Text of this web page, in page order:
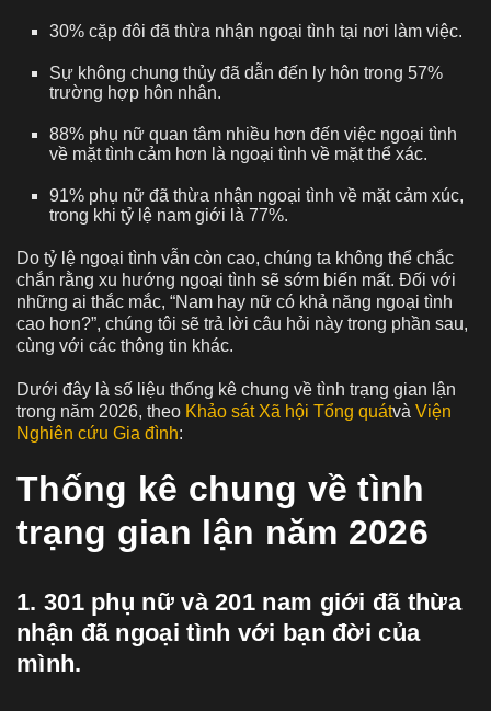
30% cặp đôi đã thừa nhận ngoại tình tại nơi làm việc.
Sự không chung thủy đã dẫn đến ly hôn trong 57%
trường hợp hôn nhân.
88% phụ nữ quan tâm nhiều hơn đến việc ngoại tình
về mặt tình cảm hơn là ngoại tình về mặt thể xác.
91% phụ nữ đã thừa nhận ngoại tình về mặt cảm xúc,
trong khi tỷ lệ nam giới là 77%.
Do tỷ lệ ngoại tình vẫn còn cao, chúng ta không thể chắc
chắn rằng xu hướng ngoại tình sẽ sớm biến mất. Đối với
những ai thắc mắc, “Nam hay nữ có khả năng ngoại tình
cao hơn?”, chúng tôi sẽ trả lời câu hỏi này trong phần sau,
cùng với các thông tin khác.
Dưới đây là số liệu thống kê chung về tình trạng gian lận
trong năm 2026, theo Khảo sát Xã hội Tổng quátvà Viện
Nghiên cứu Gia đình:
Thống kê chung về tình
trạng gian lận năm 2026
1. 301 phụ nữ và 201 nam giới đã thừa
nhận đã ngoại tình với bạn đời của
mình.